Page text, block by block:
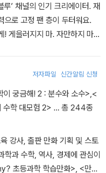
’ 채널의 인기 크리에이터. 재
으로 고정 팬 층이 두터워요.
! 게을러지지 마. 자만하지 마.
저자파일 신간알림 신청
궁금해! 2 : 분수와 소수> <
수학 대모험 2> … 총 244종
강사, 출판 만화 기획 및 스토
학과 수학, 역사, 경제에 관심이
초등과학 학습만화>, <만화